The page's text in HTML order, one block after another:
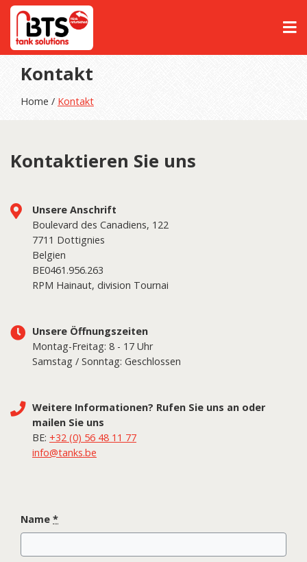
Kontakt
Home / Kontakt
Kontaktieren Sie uns
Unsere Anschrift
Boulevard des Canadiens, 122
7711 Dottignies
Belgien
BE0461.956.263
RPM Hainaut, division Tournai
Unsere Öffnungszeiten
Montag-Freitag: 8 - 17 Uhr
Samstag / Sonntag: Geschlossen
Weitere Informationen? Rufen Sie uns an oder
mailen Sie uns
BE: +32 (0) 56 48 11 77
info@tanks.be
Name *